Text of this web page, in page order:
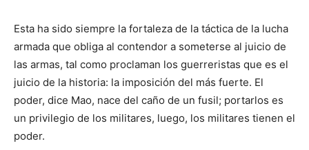
Esta ha sido siempre la fortaleza de la táctica de la lucha
armada que obliga al contendor a someterse al juicio de
las armas, tal como proclaman los guerreristas que es el
juicio de la historia: la imposición del más fuerte. El
poder, dice Mao, nace del caño de un fusil; portarlos es
un privilegio de los militares, luego, los militares tienen el
poder.